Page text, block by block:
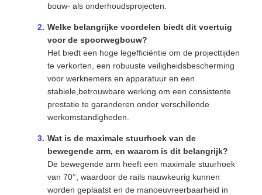
bouw- als onderhoudsprojecten.
Welke belangrijke voordelen biedt dit voertuig
voor de spoorwegbouw?
Het biedt een hoge legefficiëntie om de projecttijden
te verkorten, een robuuste veiligheidsbescherming
voor werknemers en apparatuur en een
stabiele,betrouwbare werking om een consistente
prestatie te garanderen onder verschillende
werkomstandigheden.
Wat is de maximale stuurhoek van de
bewegende arm, en waarom is dit belangrijk?
De bewegende arm heeft een maximale stuurhoek
van 70°, waardoor de rails nauwkeurig kunnen
worden geplaatst en de manoeuvreerbaarheid in